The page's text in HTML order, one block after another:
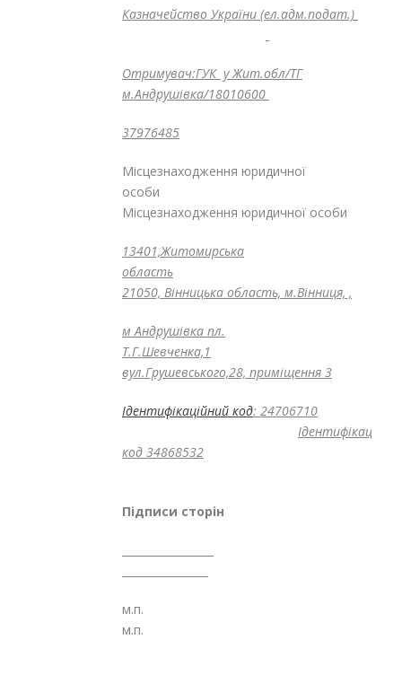
Казначейство України (ел.адм.подат.)
Отримувач:ГУК у Жит.обл/ТГ
м.Андрушівка/18010600
37976485
Місцезнаходження юридичної
особи
Місцезнаходження юридичної особи
13401,Житомирська
область
21050, Вінницька область, м.Вінниця, ,
м Андрушівка пл.
Т.Г.Шевченка,1
вул.Грушевського,28, приміщення 3
Ідентифікаційний код: 24706710
код 34868532
Підписи сторін
м.п.